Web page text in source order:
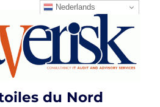
du Nord
Nederlands